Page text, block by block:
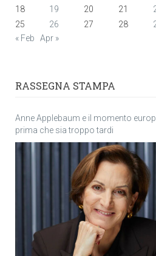
18
19 20 21
25
26 27 28
« Feb
Apr »
RASSEGNA STAMPA
Anne Applebaum e il momento
prima che sia troppo tardi